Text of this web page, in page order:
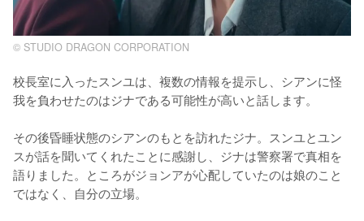
© STUDIO DRAGON CORPORATION
校長室に入ったスンユは、複数の情報を提示し、シアンに怪
我を負わせたのはジナである可能性が高いと話します。
その後昏睡状態のシアンのもとを訪れたジナ。スンユとユン
スが話を聞いてくれたことに感謝し、ジナは警察署で真相を
語りました。ところがジョンアが心配していたのは娘のこと
ではなく、自分の立場。